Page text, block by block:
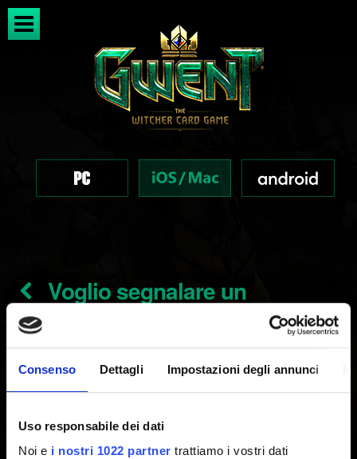
Consenso Dettagli Impostazioni degli annunci
Uso responsabile dei dati
Noi e i nostri 1022 partner trattiamo i vostri dati
Voglio segnalare un
problema di interfaccia
Creato 6 anni fa Aggiornato 11 mesi fa
allega una schermata che mostri il problema.